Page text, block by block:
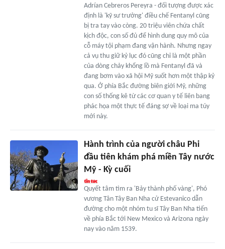
Adrían Cebreros Pereyra - đối tượng được xác
định là 'kỹ sư trưởng' điều chế Fentanyl cũng
bị tra tay vào còng. 20 triệu viên chứa chất
kịch độc, con số đủ để hình dung quy mô của
cỗ máy tội phạm đang vận hành. Nhưng ngay
cả vụ thu giữ kỷ lục đó cũng chỉ là một phần
của dòng chảy khổng lồ mà Fentanyl đã và
đang bơm vào xã hội Mỹ suốt hơn một thập kỷ
qua. Ở phía Bắc đường biên giới Mỹ, những
con số thống kê từ các cơ quan y tế liên bang
phác họa một thực tế đáng sợ về loại ma túy
mới này.
Hành trình của người châu Phi
đầu tiên khám phá miền Tây nước
Mỹ - Kỳ cuối
Quyết tâm tìm ra 'Bảy thành phố vàng', Phó
vương Tân Tây Ban Nha cử Estevanico dẫn
đường cho một nhóm tu sĩ Tây Ban Nha tiến
về phía Bắc tới New Mexico và Arizona ngày
nay vào năm 1539.